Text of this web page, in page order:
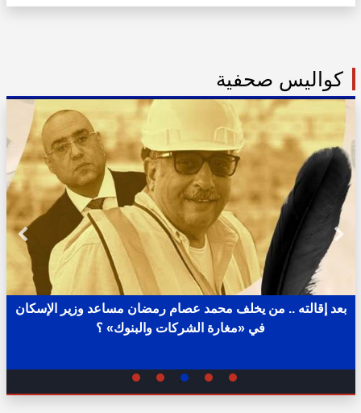
كواليس صحفية
بعد إقالته .. من يخلف محمد عصام رمضان مساعد وزير الإسكان
في «مغارة الشركات والبنوك» ؟